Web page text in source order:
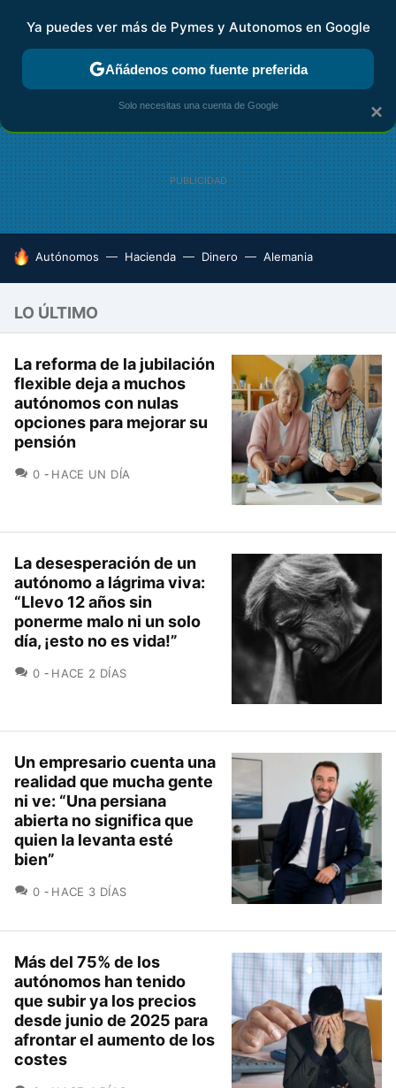
FISCALIDAD Y CONTABILIDAD KIT DIGITAL RENTA
HOY SE HABLA DE
Autónomos Hacienda Dinero Alemania
LO ÚLTIMO
La reforma de la jubilación
flexible deja a muchos
autónomos con nulas
opciones para mejorar su
pensión
0 COMENTARIOS
HACE UN DÍA
La desesperación de un
autónomo a lágrima viva:
“Llevo 12 años sin
ponerme malo ni un solo
día, ¡esto no es vida!”
0 COMENTARIOS
HACE 2 DÍAS
Un empresario cuenta una
realidad que mucha gente
ni ve: “Una persiana
abierta no significa que
quien la levanta esté
bien”
0 COMENTARIOS
HACE 3 DÍAS
Más del 75% de los
autónomos han tenido
que subir ya los precios
desde junio de 2025 para
afrontar el aumento de los
costes
×
Ya puedes ver más de Pymes y Autonomos en Google
Añádenos como fuente preferida
Solo necesitas una cuenta de Google